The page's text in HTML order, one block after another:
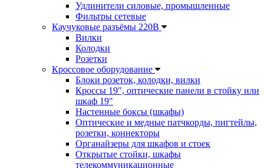
Удлинители силовые, промышленные
Фильтры сетевые
Каучуковые разъёмы 220В
Вилки
Колодки
Розетки
Кроссовое оборудование
Блоки розеток, колодки, вилки
Кроссы 19", оптические панели в стойку или
шкаф 19"
Настенные боксы (шкафы)
Оптические и медные патчкорды, пигтейлы,
розетки, коннекторы
Органайзеры для шкафов и стоек
Открытые стойки, шкафы
телекоммуникационные